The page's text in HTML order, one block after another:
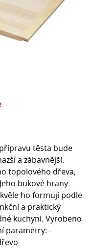
těsta bude
a zábavnější.
topolového dřeva,
bukové hrany
ho formují podle
a praktický
kuchyni. Vyrobeno
parametry: -